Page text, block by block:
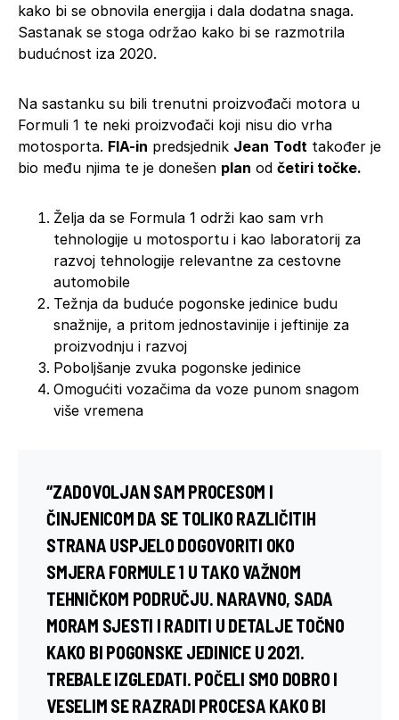
kako bi se obnovila energija i dala dodatna snaga.
Sastanak se stoga održao kako bi se razmotrila
budućnost iza 2020.
Na sastanku su bili trenutni proizvođači motora u
Formuli 1 te neki proizvođači koji nisu dio vrha
motosporta. FIA-in predsjednik Jean Todt također je
bio među njima te je donešen plan od četiri točke.
Želja da se Formula 1 održi kao sam vrh
tehnologije u motosportu i kao laboratorij za
razvoj tehnologije relevantne za cestovne
automobile
Težnja da buduće pogonske jedinice budu
snažnije, a pritom jednostavinije i jeftinije za
proizvodnju i razvoj
Poboljšanje zvuka pogonske jedinice
Omogućiti vozačima da voze punom snagom
više vremena
“ZADOVOLJAN SAM PROCESOM I
ČINJENICOM DA SE TOLIKO RAZLIČITIH
STRANA USPJELO DOGOVORITI OKO
SMJERA FORMULE 1 U TAKO VAŽNOM
TEHNIČKOM PODRUČJU. NARAVNO, SADA
MORAM SJESTI I RADITI U DETALJE TOČNO
KAKO BI POGONSKE JEDINICE U 2021.
TREBALE IZGLEDATI. POČELI SMO DOBRO I
VESELIM SE RAZRADI PROCESA KAKO BI